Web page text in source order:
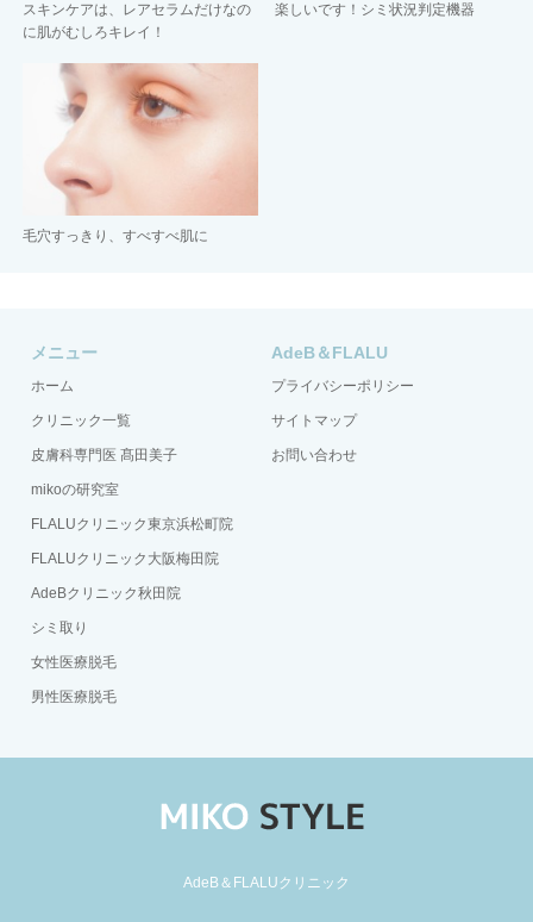
スキンケアは、レアセラムだけなの
に肌がむしろキレイ！
楽しいです！シミ状況判定機器
毛穴すっきり、すべすべ肌に
メニュー
ホーム
クリニック一覧
皮膚科専門医 髙田美子
mikoの研究室
FLALUクリニック東京浜松町院
FLALUクリニック大阪梅田院
AdeBクリニック秋田院
シミ取り
女性医療脱毛
男性医療脱毛
AdeB＆FLALU
プライバシーポリシー
サイトマップ
お問い合わせ
AdeB＆FLALUクリニック